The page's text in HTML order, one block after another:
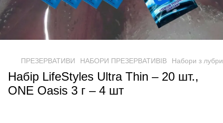
ПРЕЗЕРВАТИВИ НАБОРИ ПРЕЗЕРВАТИВІВ Набори з
Набір LifeStyles Ultra Thin – 20 шт.,
ONE Oasis 3 г – 4 шт